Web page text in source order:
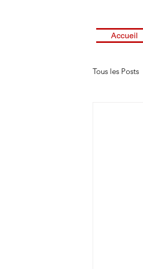
Accueil
Tous les Posts